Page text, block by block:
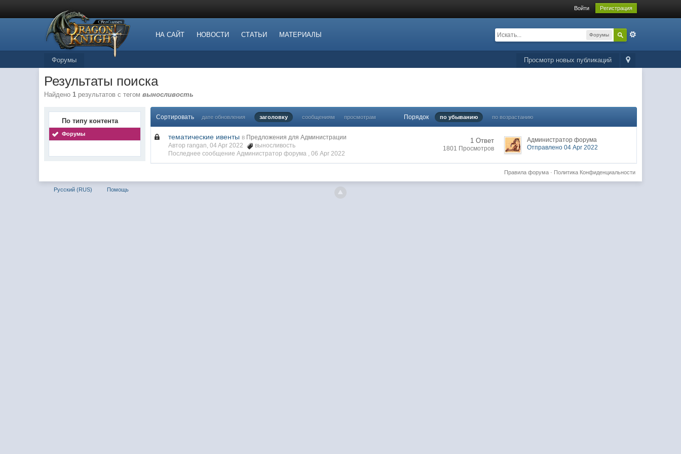
Войти Регистрация
НА САЙТ НОВОСТИ СТАТЬИ МАТЕРИАЛЫ Форумы
Просмотр новых публикаций
Форумы
Результаты поиска
Найдено1 результатов с тегомвыносливость
По типу контента
Форумы
Сортировать дате обновления заголовку сообщениям просмотрам Порядок по убыванию по возрастанию
тематические ивенты в Предложения для Администрации
Автор rangan, 04 Apr 2022
выносливость
Последнее сообщение Администратор форума ,06 Apr 2022
1 Ответ
1801 Просмотров
Администратор форума
Отправлено 04 Apr 2022
Политика Конфиденциальности
Правила форума·
Русский (RUS) Помощь